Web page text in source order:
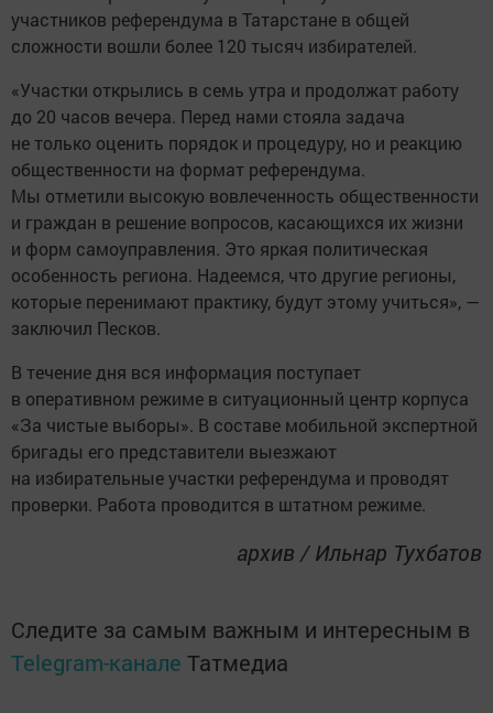
участников референдума в Татарстане в общей
сложности вошли более 120 тысяч избирателей.
«Участки открылись в семь утра и продолжат работу
до 20 часов вечера. Перед нами стояла задача
не только оценить порядок и процедуру, но и реакцию
общественности на формат референдума.
Мы отметили высокую вовлеченность общественности
и граждан в решение вопросов, касающихся их жизни
и форм самоуправления. Это яркая политическая
особенность региона. Надеемся, что другие регионы,
которые перенимают практику, будут этому учиться», —
заключил Песков.
В течение дня вся информация поступает
в оперативном режиме в ситуационный центр корпуса
«За чистые выборы». В составе мобильной экспертной
бригады его представители выезжают
на избирательные участки референдума и проводят
проверки. Работа проводится в штатном режиме.
архив / Ильнар Тухбатов
Следите за самым важным и интересным в
Telegram-канале Татмедиа